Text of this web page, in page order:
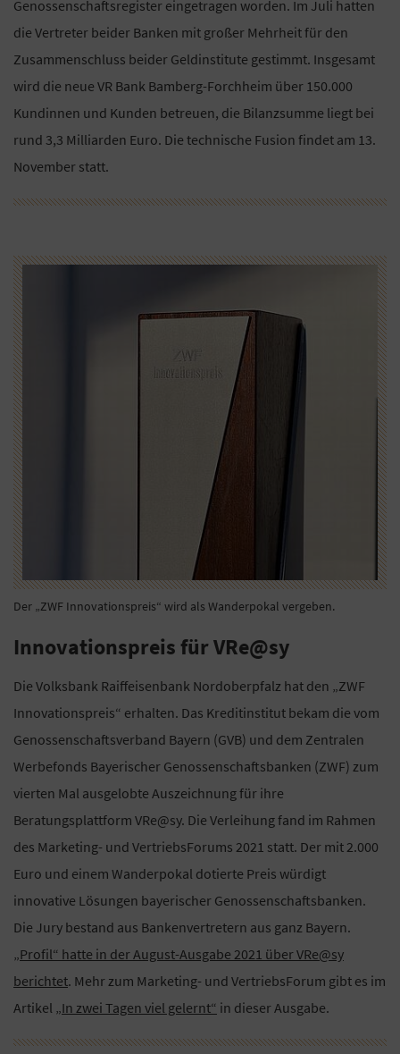
Genossenschaftsregister eingetragen worden. Im Juli hatten
die Vertreter beider Banken mit großer Mehrheit für den
Zusammenschluss beider Geldinstitute gestimmt. Insgesamt
wird die neue VR Bank Bamberg-Forchheim über 150.000
Kundinnen und Kunden betreuen, die Bilanzsumme liegt bei
rund 3,3 Milliarden Euro. Die technische Fusion findet am 13.
November statt.
Der „ZWF Innovationspreis“ wird als Wanderpokal vergeben.
Innovationspreis für VRe@sy
Die Volksbank Raiffeisenbank Nordoberpfalz hat den „ZWF
Innovationspreis“ erhalten. Das Kreditinstitut bekam die vom
Genossenschaftsverband Bayern (GVB) und dem Zentralen
Werbefonds Bayerischer Genossenschaftsbanken (ZWF) zum
vierten Mal ausgelobte Auszeichnung für ihre
Beratungsplattform VRe@sy. Die Verleihung fand im Rahmen
des Marketing- und VertriebsForums 2021 statt. Der mit 2.000
Euro und einem Wanderpokal dotierte Preis würdigt
innovative Lösungen bayerischer Genossenschaftsbanken.
Die Jury bestand aus Bankenvertretern aus ganz Bayern.
„Profil“ hatte in der August-Ausgabe 2021 über VRe@sy
berichtet. Mehr zum Marketing- und VertriebsForum gibt es im
Artikel „In zwei Tagen viel gelernt“ in dieser Ausgabe.